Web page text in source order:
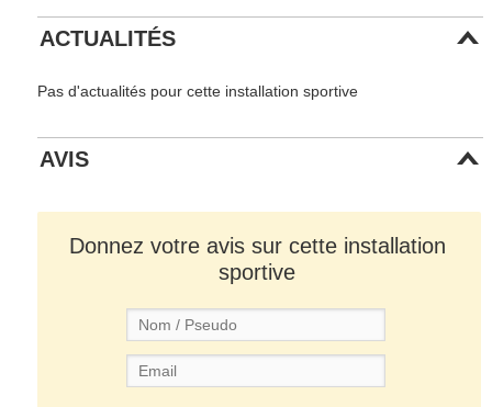
ACTUALITÉS
Pas d'actualités pour cette installation sportive
AVIS
Donnez votre avis sur cette installation
sportive